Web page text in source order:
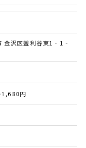
金沢区釜利谷東1‐1‐
円